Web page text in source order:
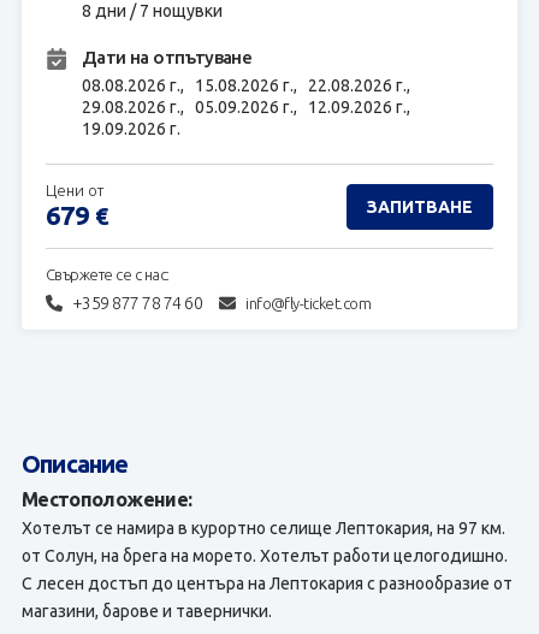
8 дни / 7 нощувки
Дати на отпътуване
08.08.2026 г., 15.08.2026 г., 22.08.2026 г.,
29.08.2026 г., 05.09.2026 г., 12.09.2026 г.,
19.09.2026 г.
Свържете се с нас:
+359 877 78 74 60 info@fly-ticket.com
Цени от
679 € ЗАПИТВАНЕ
Описание
Местоположение:
Хотелът се намира в курортно селище Лептокария, на 97 км.
от Солун, на брега на морето. Хотелът работи целогодишно.
С лесен достъп до центъра на Лептокария с разнообразие от
магазини, барове и тавернички.